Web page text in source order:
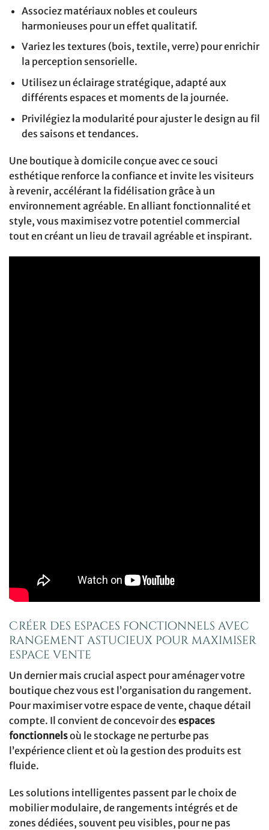
Associez matériaux nobles et couleurs
harmonieuses pour un effet qualitatif.
Variez les textures (bois, textile, verre) pour enrichir
la perception sensorielle.
Utilisez un éclairage stratégique, adapté aux
différents espaces et moments de la journée.
Privilégiez la modularité pour ajuster le design au fil
des saisons et tendances.
Une boutique à domicile conçue avec ce souci
esthétique renforce la confiance et invite les visiteurs
à revenir, accélérant la fidélisation grâce à un
environnement agréable. En alliant fonctionnalité et
style, vous maximisez votre potentiel commercial
tout en créant un lieu de travail agréable et inspirant.
Créer des espaces fonctionnels avec
rangement astucieux pour maximiser
espace vente
Un dernier mais crucial aspect pour aménager votre
boutique chez vous est l’organisation du rangement.
Pour maximiser votre espace de vente, chaque détail
compte. Il convient de concevoir des espaces
fonctionnelsoù le stockage ne perturbe pas
l’expérience client et où la gestion des produits est
fluide.
Les solutions intelligentes passent par le choix de
mobilier modulaire, de rangements intégrés et de
zones dédiées, souvent peu visibles, pour ne pas